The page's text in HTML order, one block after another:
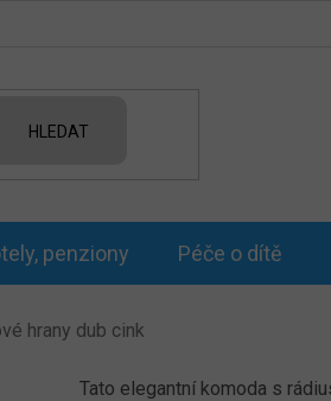
HLEDAT
penziony Péče o dítě
hrany dub cink
Tato elegantní komoda s